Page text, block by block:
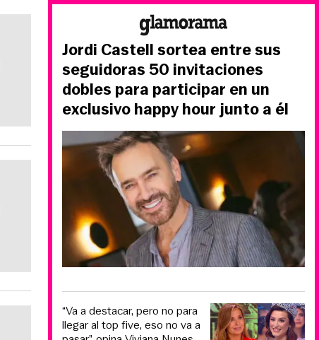
Jordi Castell sortea entre sus
seguidoras 50 invitaciones
dobles para participar en un
exclusivo happy hour junto a él
“Va a destacar, pero no para
llegar al top five, eso no va a